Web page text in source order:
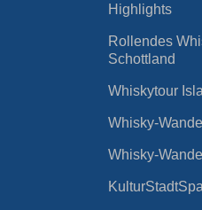
Highlights
Rollendes
Schottland
Whiskytour
Whisky-
Whisky-